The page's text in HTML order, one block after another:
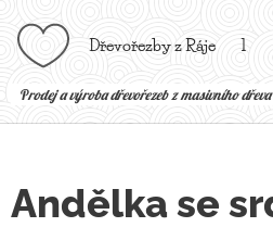
Dřevořezby z Ráje l
Prodej a výroba dřevořezeb z masivního dřeva
Andělka se